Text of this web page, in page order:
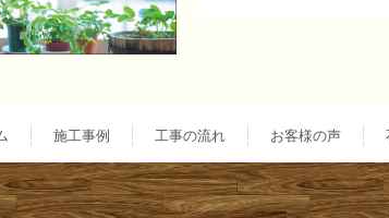
ナ
施工事例 工事の流れ お客様の声